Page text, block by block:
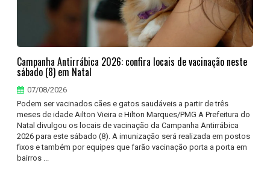
Campanha Antirrábica 2026: confira locais de vacinação neste
sábado (8) em Natal
07/08/2026
Podem ser vacinados cães e gatos saudáveis a partir de três
meses de idade Ailton Vieira e Hilton Marques/PMG A Prefeitura do
Natal divulgou os locais de vacinação da Campanha Antirrábica
2026 para este sábado (8). A imunização será realizada em postos
fixos e também por equipes que farão vacinação porta a porta em
bairros ...